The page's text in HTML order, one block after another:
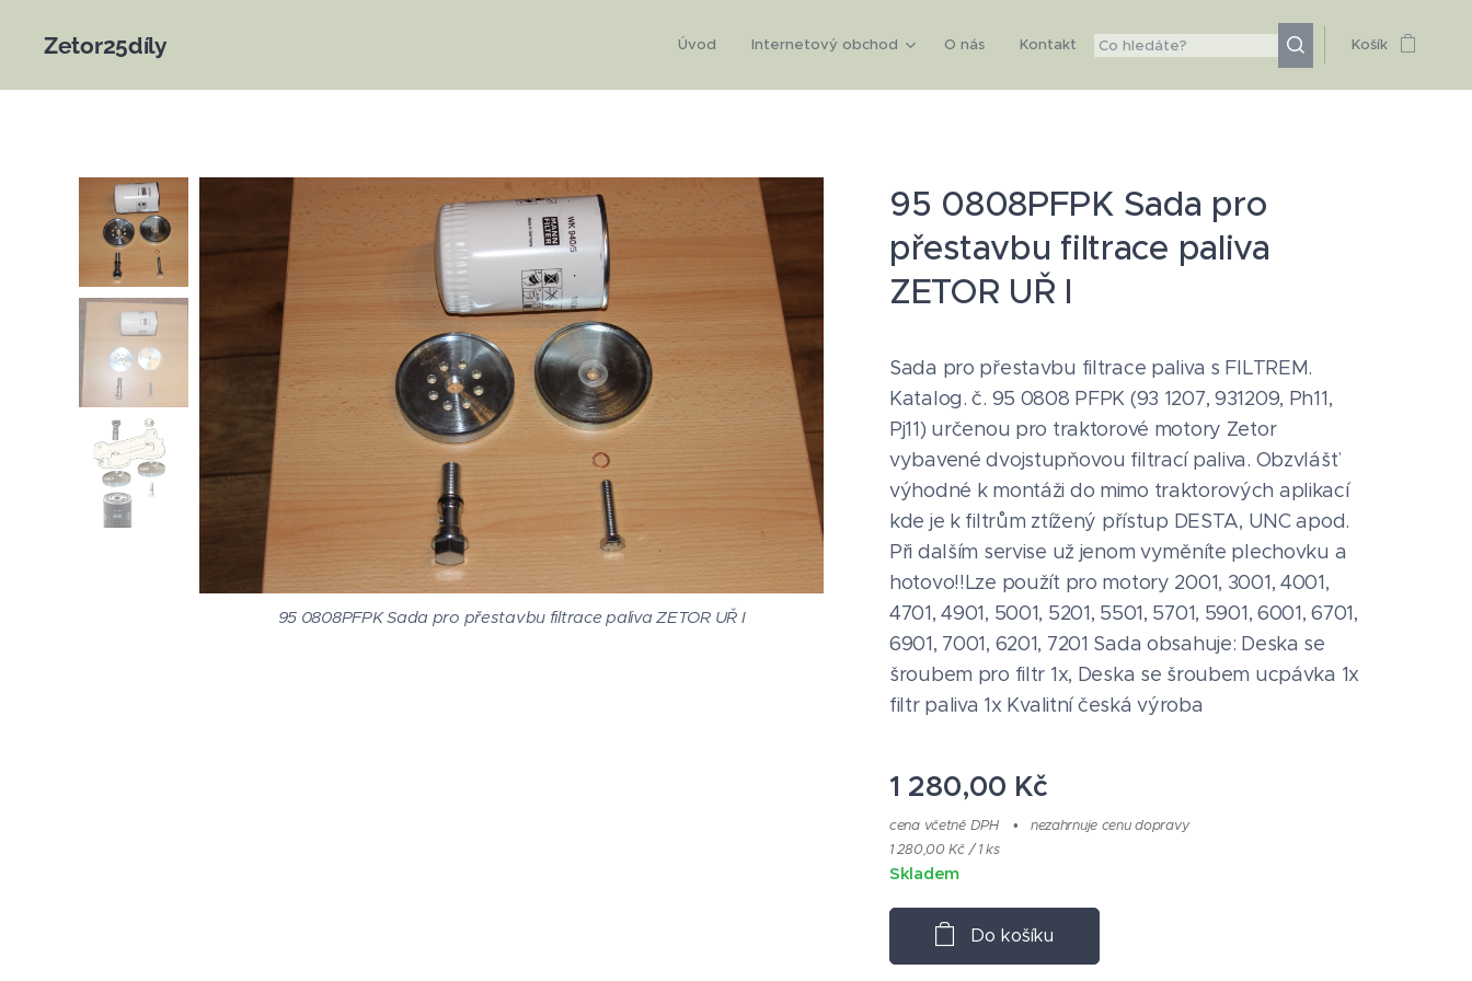
Zetor25díly Úvod Internetový obchod O nás Kontakt Košík
95 0808PFPK Sada pro
přestavbu filtrace paliva
ZETOR UŘ I
95 0808PFPK Sada pro přestavbu filtrace paliva ZETOR UŘ I
95 0808PFPK Sada pro přestavbu filtrace paliva ZETOR UŘ I
Sada pro přestavbu filtrace paliva s FILTREM.
Katalog. č. 95 0808 PFPK (93 1207, 931209, Ph11,
Pj11) určenou pro traktorové motory Zetor
vybavené dvojstupňovou filtrací paliva. Obzvlášť
výhodné k montáži do mimo traktorových aplikací
kde je k filtrům ztížený přístup DESTA, UNC apod.
Při dalším servise už jenom vyměníte plechovku a
hotovo!!Lze použít pro motory 2001, 3001, 4001,
4701, 4901, 5001, 5201, 5501, 5701, 5901, 6001, 6701,
6901, 7001, 6201, 7201 Sada obsahuje: Deska se
šroubem pro filtr 1x, Deska se šroubem ucpávka 1x
filtr paliva 1x Kvalitní česká výroba
1 280,00 Kč
cena včetně DPH
nezahrnuje cenu dopravy
1 280,00 Kč / 1 ks
Skladem
Do košíku